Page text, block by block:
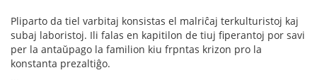
Pliparto da tiel varbitaj konsistas el malriĉaj terkulturistoj kaj
subaj laboristoj. Ili falas en kapitilon de tiuj fiperantoj por savi
per la antaŭpago la familion kiu frpntas krizon pro la
konstanta prezaltiĝo.